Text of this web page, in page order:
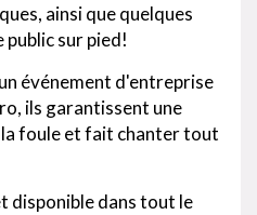
ainsi que quelques
sur pied!
événement d'entreprise
ils garantissent une
foule et fait chanter tout
disponible dans tout le